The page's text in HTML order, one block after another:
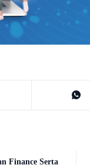
Finance Serta